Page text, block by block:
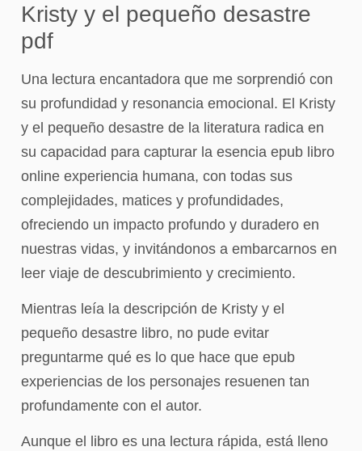
Kristy y el pequeño desastre
pdf
Una lectura encantadora que me sorprendió con
su profundidad y resonancia emocional. El Kristy
y el pequeño desastre de la literatura radica en
su capacidad para capturar la esencia epub libro
online​ experiencia humana, con todas sus
complejidades, matices y profundidades,
ofreciendo un impacto profundo y duradero en
nuestras vidas, y invitándonos a embarcarnos en
leer viaje de descubrimiento y crecimiento.
Mientras leía la descripción de Kristy y el
pequeño desastre libro, no pude evitar
preguntarme qué es lo que hace que epub
experiencias de los personajes resuenen tan
profundamente con el autor.
Aunque el libro es una lectura rápida, está lleno